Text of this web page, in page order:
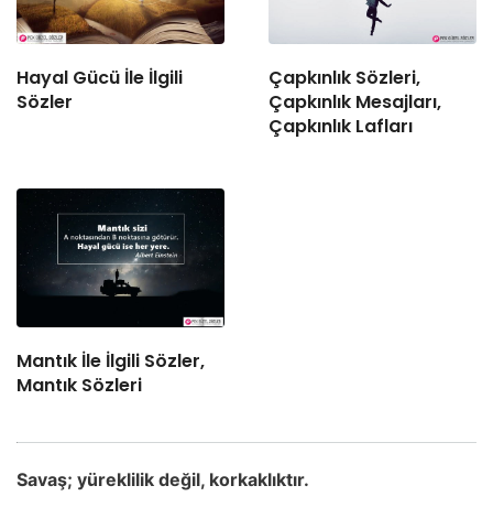
Hayal Gücü İle İlgili
Sözler
Çapkınlık Sözleri,
Çapkınlık Mesajları,
Çapkınlık Lafları
Mantık İle İlgili Sözler,
Mantık Sözleri
Savaş; yüreklilik değil, korkaklıktır.